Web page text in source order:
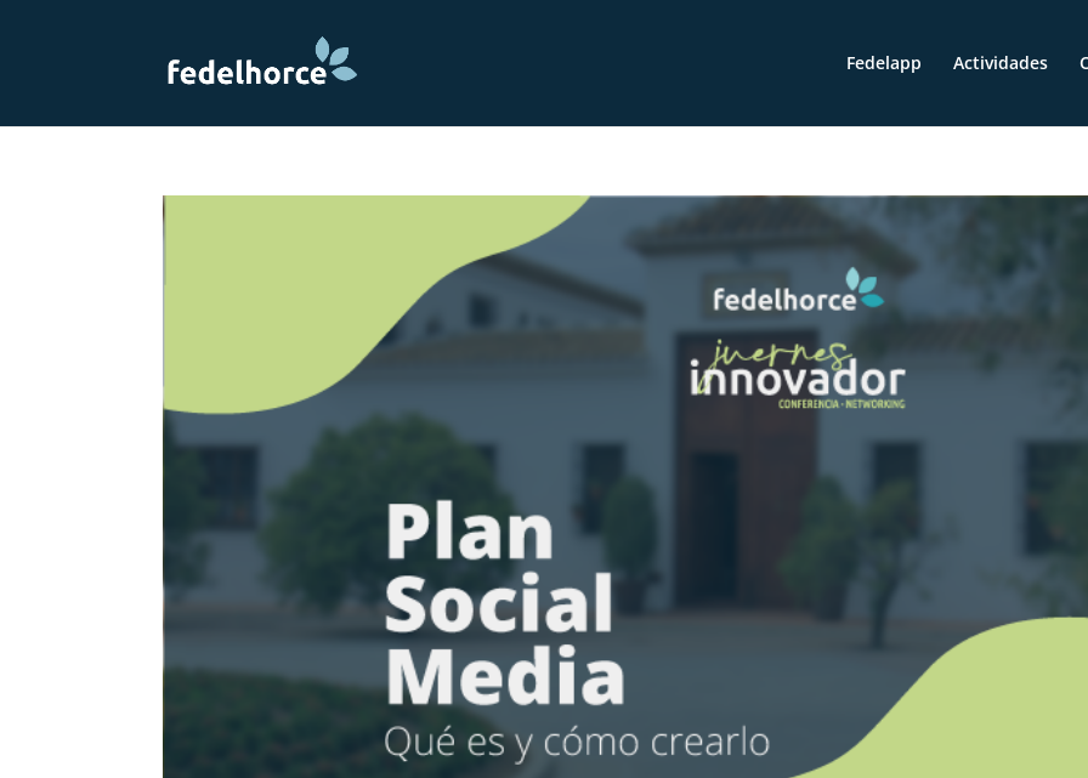
Fedelapp Actividades